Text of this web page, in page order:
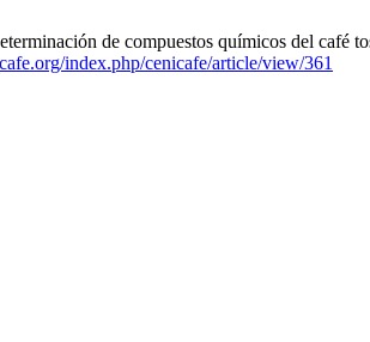
de compuestos químicos del
index.php/cenicafe/article/view/361